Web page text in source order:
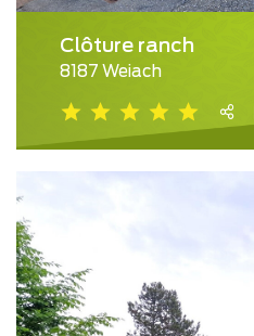
Clôture ranch
8187 Weiach